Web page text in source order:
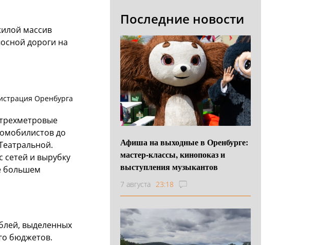
массив
дороги на
Оренбурга
до
и вырубку
большем
выделенных
бюджетов.
Последние новости
Афиша на выходные в Оренбурге:
мастер-классы, кинопоказ и
выступления музыкантов
7 августа 23:18